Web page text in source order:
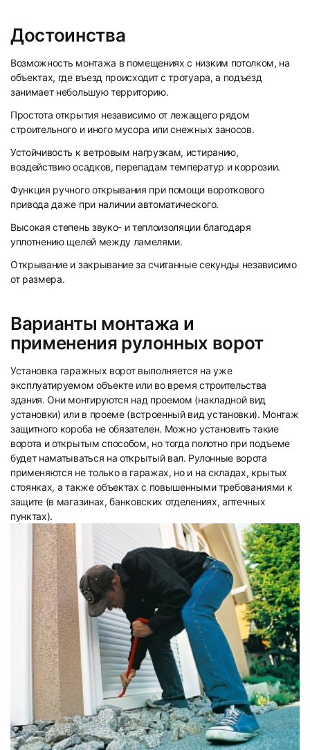
3
5 6
Достоинства
Возможность монтажа в помещениях с низким потолком, на
объектах, где въезд происходит с тротуара, а подъезд
занимает небольшую территорию.
Простота открытия независимо от лежащего рядом
строительного и иного мусора или снежных заносов.
Устойчивость к ветровым нагрузкам, истиранию,
воздействию осадков, перепадам температур и коррозии.
Функция ручного открывания при помощи вороткового
привода даже при наличии автоматического.
Высокая степень звуко- и теплоизоляции благодаря
уплотнению щелей между ламелями.
Открывание и закрывание за считанные секунды независимо
от размера.
Варианты монтажа и
применения рулонных ворот
Установка гаражных ворот выполняется на уже
эксплуатируемом объекте или во время строительства
здания. Они монтируются над проемом (накладной вид
установки) или в проеме (встроенный вид установки). Монтаж
защитного короба не обязателен. Можно установить такие
ворота и открытым способом, но тогда полотно при подъеме
будет наматываться на открытый вал. Рулонные ворота
применяются не только в гаражах, но и на складах, крытых
стоянках, а также объектах с повышенными требованиями к
защите (в магазинах, банковских отделениях, аптечных
пунктах).